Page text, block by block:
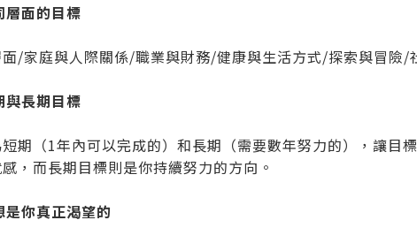
面的目標
/家庭與人際關係/職業與財務/健康與生活方式/探索與冒險/
與長期目標
期（1年內可以完成的）和長期（需要數年努力的），讓目
，而長期目標則是你持續努力的方向。
你真正渴望的